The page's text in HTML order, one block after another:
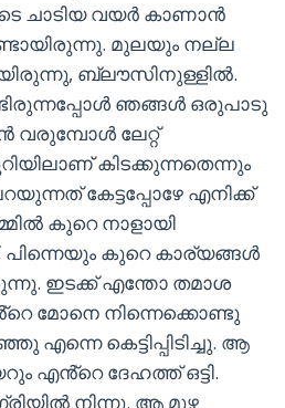
ചാടിയ വയർ കാണാൻ
മുലയും നല്ല
ബ്ലൗസിനുള്ളിൽ.
ഞങ്ങൾ ഒരുപാടു
വരുമ്പോൾ ലേറ്റ്
കിടക്കുന്നതെന്നും
കേട്ടപ്പോഴേ എനിക്ക്
കുറെ നാളായി
പിന്നെയും കുറെ കാര്യങ്ങൾ
ഇടക്ക് എന്തോ തമാശ
മോനെ നിന്നെക്കൊണ്ടു
കെട്ടിപ്പിടിച്ചു. ആ
എൻ്റെ ദേഹത്ത് ഒട്ടി.
നിന്നു. ആ മുഴ